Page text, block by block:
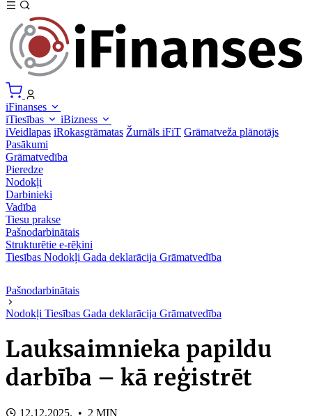
iFinanses
iTiesības
iBizness
iVeidlapas iRokasgrāmatas Žurnāls iFiT Grāmatveža plānotājs
Pasākumi
Grāmatvedība
Pieredze
Nodokļi
Darbinieki
Vadība
Tiesu prakse
Pašnodarbinātais
Strukturētie e-rēķini
Tiesības Nodokļi Gada deklarācija Grāmatvedība
Pašnodarbinātais
Nodokļi Tiesības Gada deklarācija Grāmatvedība
Lauksaimnieka papildu
darbība – kā reģistrēt
12.12.2025. • 2 MIN